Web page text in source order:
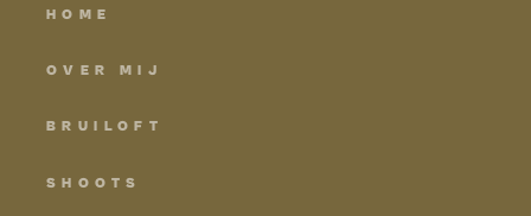
SHOOTS
BRUILOFT
OVER MIJ
HOME